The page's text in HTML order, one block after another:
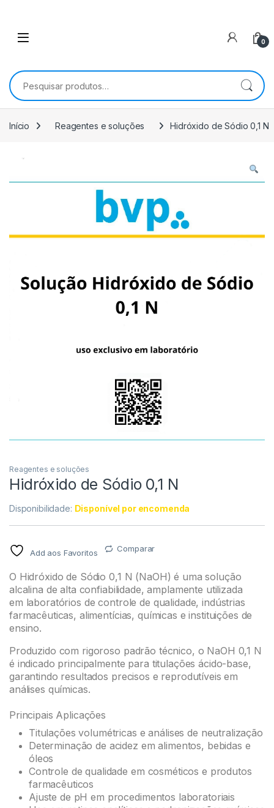
0
Pesquisar por:
Início Reagentes e soluções Hidróxido de Sódio 0,1 N
Reagentes e soluções
Hidróxido de Sódio 0,1 N
Disponibilidade: Disponível por encomenda
Add aos Favoritos Comparar
O Hidróxido de Sódio 0,1 N (NaOH) é uma solução
alcalina de alta confiabilidade, amplamente utilizada
em laboratórios de controle de qualidade, indústrias
farmacêuticas, alimentícias, químicas e instituições de
ensino.
Produzido com rigoroso padrão técnico, o NaOH 0,1 N
é indicado principalmente para titulações ácido-base,
garantindo resultados precisos e reprodutíveis em
análises químicas.
Principais Aplicações
Titulações volumétricas e análises de neutralização
Determinação de acidez em alimentos, bebidas e
óleos
Controle de qualidade em cosméticos e produtos
farmacêuticos
Ajuste de pH em procedimentos laboratoriais